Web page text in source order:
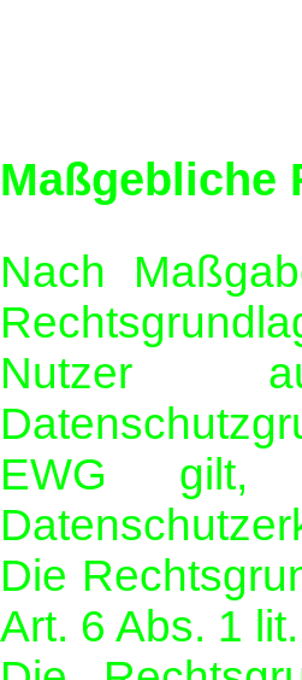
Maßgebliche
Nach
Nutzer
EWG gilt,
Die
Art. 6 Abs. 1